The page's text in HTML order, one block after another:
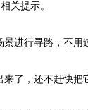
关提示。
进行寻路，不用
了，还不赶快把